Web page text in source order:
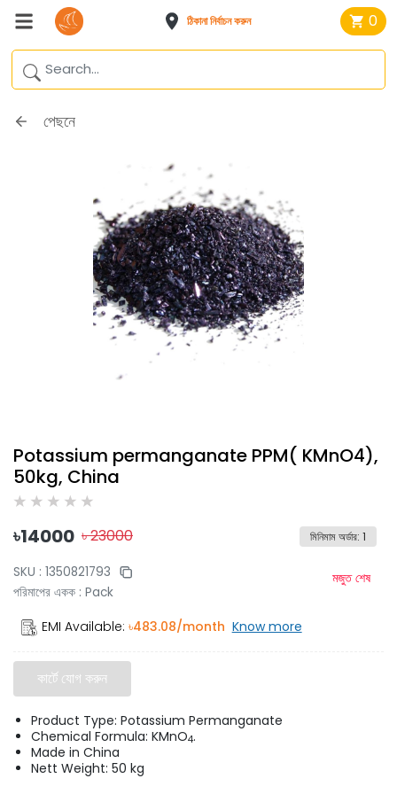
ঠিকানা নির্বাচন করুন 0
পেছনে
Potassium permanganate PPM( KMnO4),
50kg, China
৳14000 ৳23000 মিনিমাম অর্ডার: 1
SKU : 1350821793
পরিমাপের একক : Pack
মজুত শেষ
EMI Available: ৳483.08/month Know more
কার্টে যোগ করুন
Product Type: Potassium Permanganate
Chemical Formula: KMnO4.
Made in China
Nett Weight: 50 kg